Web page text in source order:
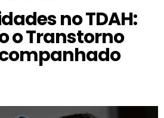
no TDAH:
o Transtorno